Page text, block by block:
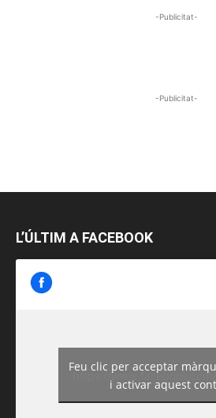
-Publicitat-
-Publicitat-
L’ÚLTIM A FACEBOOK
https://
Feu clic per acceptar
i activar aquest